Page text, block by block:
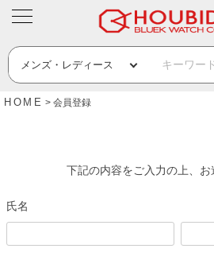
HOME 会員登録
下記の内容をご入力の上、お
氏名